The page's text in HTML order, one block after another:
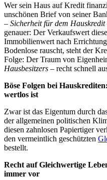
Wer sein Haus auf Kredit
unschönen Brief von seiner
– Sicherheit für dem Hauskredit
genauer: Der Verkaufswert
Immobilienwert nach
Bodenlose rauscht, steht der
Folge: Der Traum von
Hausbesitzers – recht schnell
Böse Folgen bei
wertlos ist
Zwar ist das Eigentum durch
der allgemeinen politischen
diesen zahnlosen Papiertiger
den vermeintlich geschützten
bestellt.
Recht auf Gleichwertige
immer vor